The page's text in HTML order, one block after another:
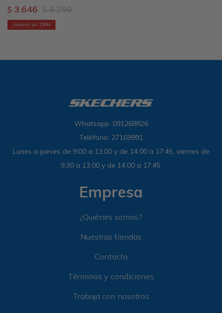
$ 3.646 $ 4.290
15
Whatsapp: 091268826
Teléfono: 27169991
Lunes a jueves de 9:00 a 13:00 y de 14:00 a 17:45, viernes de
9:30 a 13:00 y de 14:00 a 17:45.
Empresa
¿Quiénes somos?
Nuestras tiendas
Contacto
Términos y condiciones
Trabaja con nosotros